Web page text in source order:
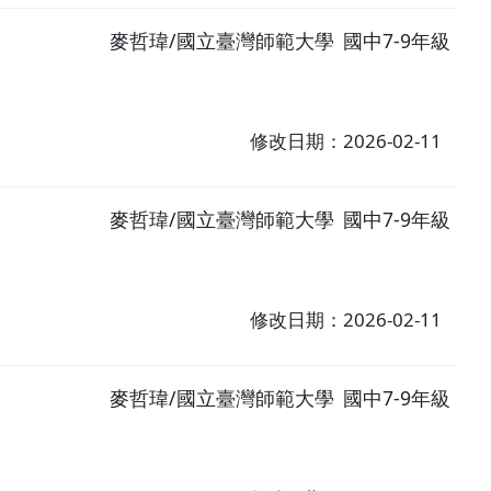
麥哲瑋/國立臺灣師範大學 國中7-9年級
修改日期：2026-02-11
麥哲瑋/國立臺灣師範大學 國中7-9年級
修改日期：2026-02-11
麥哲瑋/國立臺灣師範大學 國中7-9年級